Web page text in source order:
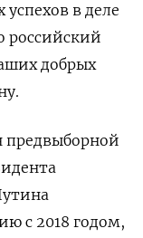
в деле
российский
добрых
предвыборной
с 2018 годом,